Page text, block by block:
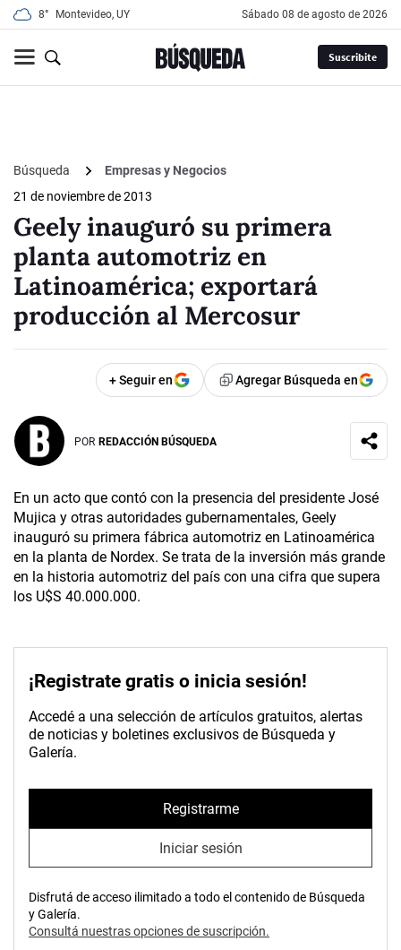
8° Montevideo, UY sábado 08 de agosto de 2026
Suscribite
Búsqueda
Empresas y Negocios
21 de noviembre de 2013
Geely inauguró su primera
planta automotriz en
Latinoamérica; exportará
producción al Mercosur
+ Seguir en Agregar Búsqueda en
POR REDACCIÓN BÚSQUEDA
En un acto que contó con la presencia del presidente José
Mujica y otras autoridades gubernamentales, Geely
inauguró su primera fábrica automotriz en Latinoamérica
en la planta de Nordex. Se trata de la inversión más grande
en la historia automotriz del país con una cifra que supera
los U$S 40.000.000.
¡Registrate gratis o inicia sesión!
Accedé a una selección de artículos gratuitos, alertas
de noticias y boletines exclusivos de Búsqueda y
Galería.
Registrarme
Iniciar sesión
Disfrutá de acceso ilimitado a todo el contenido de Búsqueda
y Galería.
Consultá nuestras opciones de suscripción.